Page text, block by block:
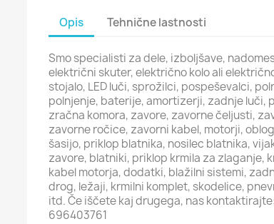
Opis Tehnične lastnosti
Smo specialisti za dele, izboljšave,
električni skuter, električno kolo ali
stojalo, LED luči, sprožilci, pospeševalci,
polnjenje, baterije, amortizerji, zadnje luči,
zračna komora, zavore, zavorne čeljusti,
zavorne ročice, zavorni kabel, motorji,
šasijo, priklop blatnika, nosilec blatnika,
zavore, blatniki, priklop krmila za zlaganje,
kabel motorja, dodatki, blažilni sistemi,
drog, ležaji, krmilni komplet, skodelice,
itd. Če iščete kaj drugega, nas
696403761